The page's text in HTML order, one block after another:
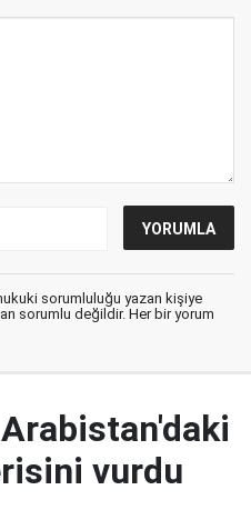
sorumluluğu yazan kişiye
sorumlu değildir. Her bir yorum
vurdu